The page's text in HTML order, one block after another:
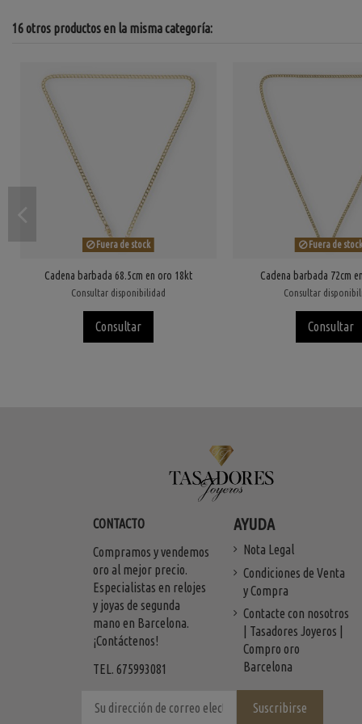
16 otros productos en la misma categoría:
Fuera de stock
Cadena barbada 68.5cm en oro 18kt
Consultar disponibilidad
Consultar
Fuera de stock
Cadena barbada 72cm
Consultar
Consultar
CONTACTO
Compramos y vendemos
oro al mejor precio.
Especialistas en relojes
y joyas de segunda
mano en Barcelona.
¡Contáctenos!
TEL. 675993081
AYUDA
Nota Legal
Condiciones de Venta
y Compra
Contacte con nosotros
| Tasadores Joyeros |
Compro oro
Barcelona